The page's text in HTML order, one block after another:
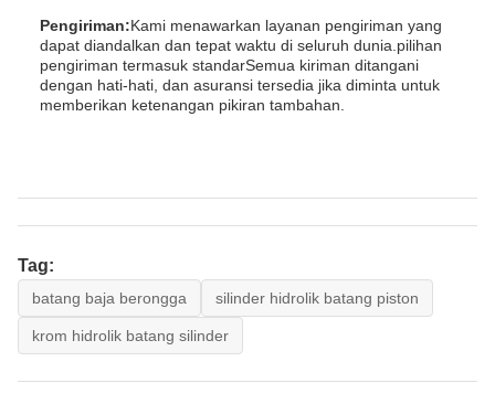
Pengiriman:Kami menawarkan layanan pengiriman yang
dapat diandalkan dan tepat waktu di seluruh dunia.pilihan
pengiriman termasuk standarSemua kiriman ditangani
dengan hati-hati, dan asuransi tersedia jika diminta untuk
memberikan ketenangan pikiran tambahan.
Tag:
batang baja berongga silinder hidrolik batang piston
krom hidrolik batang silinder